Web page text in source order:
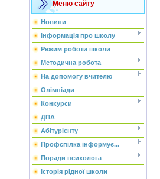
Меню сайту
Новини
Інформація про школу
Режим роботи школи
Методична робота
На допомогу вчителю
Олімпіади
Конкурси
ДПА
Абітурієнту
Профспілка інформує...
Поради психолога
Історія рідної школи